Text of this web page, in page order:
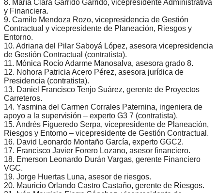
8. María Clara Garrido Garrido, vicepresidente Administrativa
y Financiera.
9. Camilo Mendoza Rozo, vicepresidencia de Gestión
Contractual y vicepresidente de Planeación, Riesgos y
Entorno.
10. Adriana del Pilar Saboyá López, asesora vicepresidencia
de Gestión Contractual (contratista).
11. Mónica Rocío Adarme Manosalva, asesora grado 8.
12. Nohora Patricia Acero Pérez, asesora jurídica de
Presidencia (contratista).
13. Daniel Francisco Tenjo Suárez, gerente de Proyectos
Carreteros.
14. Yasmina del Carmen Corrales Paternina, ingeniera de
apoyo a la supervisión – experto G3 7 (contratista).
15. Andrés Figueredo Serpa, vicepresidente de Planeación,
Riesgos y Entorno – vicepresidente de Gestión Contractual.
16. David Leonardo Montaño García, experto GGC2.
17. Francisco Javier Forero Lozano, asesor financiero.
18. Emerson Leonardo Durán Vargas, gerente Financiero
VGC.
19. Jorge Huertas Luna, asesor de riesgos.
20. Mauricio Orlando Castro Castaño, gerente de Riesgos.